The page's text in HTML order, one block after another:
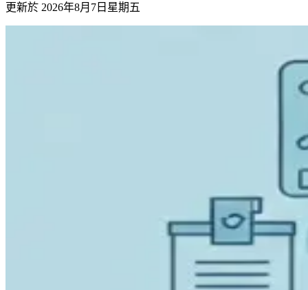
更新於 2026年8月7日星期五